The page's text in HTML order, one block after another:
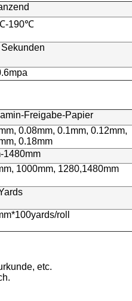
190℃
Freigabe-Papier
0.08mm, 0.1mm, 0.12mm,
0.18mm
1480mm
1000mm, 1280,1480mm
roll
etc.